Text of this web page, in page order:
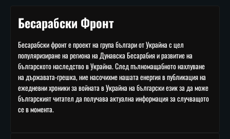
Бесарабски Фронт
Бесарабски фронт е проект на група българи от Украйна с цел
популяризиране на региона на Дунавска Бесарабия и развитие на
българското наследство в Украйна. След пълномащабното нахлуване
на държавата-грешка, ние насочихме нашата енергия в публикация на
ежедневни хроники за войната в Украйна на български език за да може
българският читател да получава актуална информация за случващото
се в момента.